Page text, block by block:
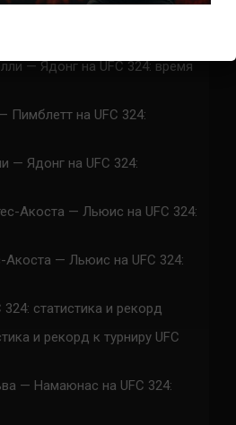
— Ядонг на UFC 324: время
Пимблетт на UFC 324:
— Ядонг на UFC 324:
Акоста — Льюис на UFC 324:
Акоста — Льюис на UFC 324:
статистика и рекорд
и рекорд к турниру UFC
— Намаюнас на UFC 324: